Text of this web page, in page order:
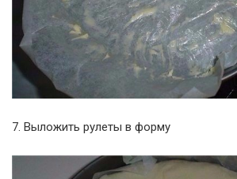
7. Выложить рулеты в форму